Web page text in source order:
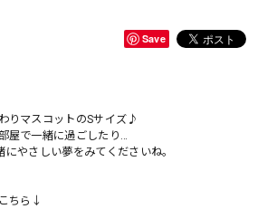
Save
りマスコットのSサイズ♪
屋で一緒に過ごしたり…
やさしい夢をみてくださいね。
ちら↓